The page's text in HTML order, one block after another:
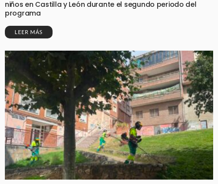
niños en Castilla y León durante el segundo periodo del
programa
LEER MÁS